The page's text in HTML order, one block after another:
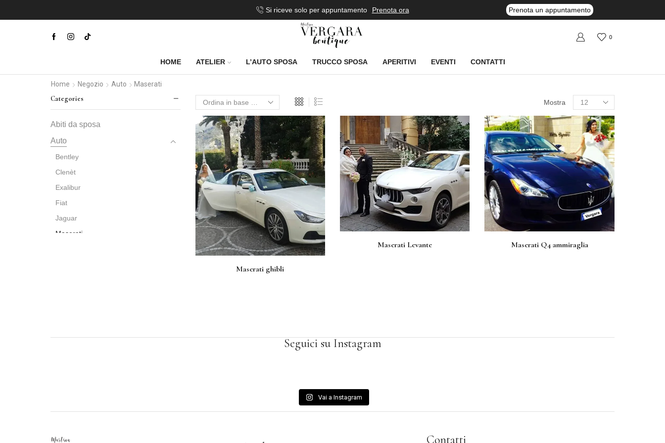
Si riceve solo per appuntamento Prenota ora Prenota un appuntamento
0
HOME ATELIER L’AUTO SPOSA TRUCCO SPOSA APERITIVI EVENTI CONTATTI
Home Negozio Auto Maserati
Mostra
Maserati ghibli
Maserati Levante Maserati Q4 ammiraglia
Categories
Abiti da sposa
Auto
Bentley
Clenèt
Exalibur
Fiat
Jaguar
Maserati
Seguici su Instagram
Vai a Instagram
Contatti